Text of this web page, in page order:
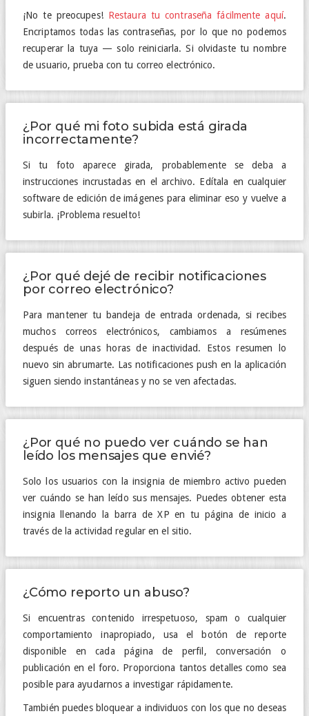
¡No te preocupes! Restaura tu contraseña fácilmente aquí.
Encriptamos todas las contraseñas, por lo que no podemos
recuperar la tuya — solo reiniciarla. Si olvidaste tu nombre
de usuario, prueba con tu correo electrónico.
¿Por qué mi foto subida está girada
incorrectamente?
Si tu foto aparece girada, probablemente se deba a
instrucciones incrustadas en el archivo. Edítala en cualquier
software de edición de imágenes para eliminar eso y vuelve a
subirla. ¡Problema resuelto!
¿Por qué dejé de recibir notificaciones
por correo electrónico?
Para mantener tu bandeja de entrada ordenada, si recibes
muchos correos electrónicos, cambiamos a resúmenes
después de unas horas de inactividad. Estos resumen lo
nuevo sin abrumarte. Las notificaciones push en la aplicación
siguen siendo instantáneas y no se ven afectadas.
¿Por qué no puedo ver cuándo se han
leído los mensajes que envié?
Solo los usuarios con la insignia de miembro activo pueden
ver cuándo se han leído sus mensajes. Puedes obtener esta
insignia llenando la barra de XP en tu página de inicio a
través de la actividad regular en el sitio.
¿Cómo reporto un abuso?
Si encuentras contenido irrespetuoso, spam o cualquier
comportamiento inapropiado, usa el botón de reporte
disponible en cada página de perfil, conversación o
publicación en el foro. Proporciona tantos detalles como sea
posible para ayudarnos a investigar rápidamente.
También puedes bloquear a individuos con los que no deseas